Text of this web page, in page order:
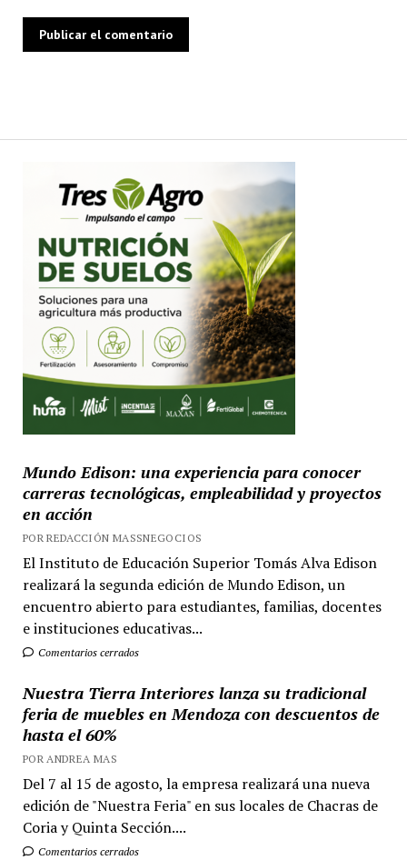
Mundo Edison: una experiencia para conocer
carreras tecnológicas, empleabilidad y proyectos
en acción
POR REDACCIÓN MASSNEGOCIOS
El Instituto de Educación Superior Tomás Alva Edison
realizará la segunda edición de Mundo Edison, un
encuentro abierto para estudiantes, familias, docentes
e instituciones educativas...
Comentarios cerrados
Nuestra Tierra Interiores lanza su tradicional
feria de muebles en Mendoza con descuentos de
hasta el 60%
POR ANDREA MAS
Del 7 al 15 de agosto, la empresa realizará una nueva
edición de "Nuestra Feria" en sus locales de Chacras de
Coria y Quinta Sección....
Comentarios cerrados